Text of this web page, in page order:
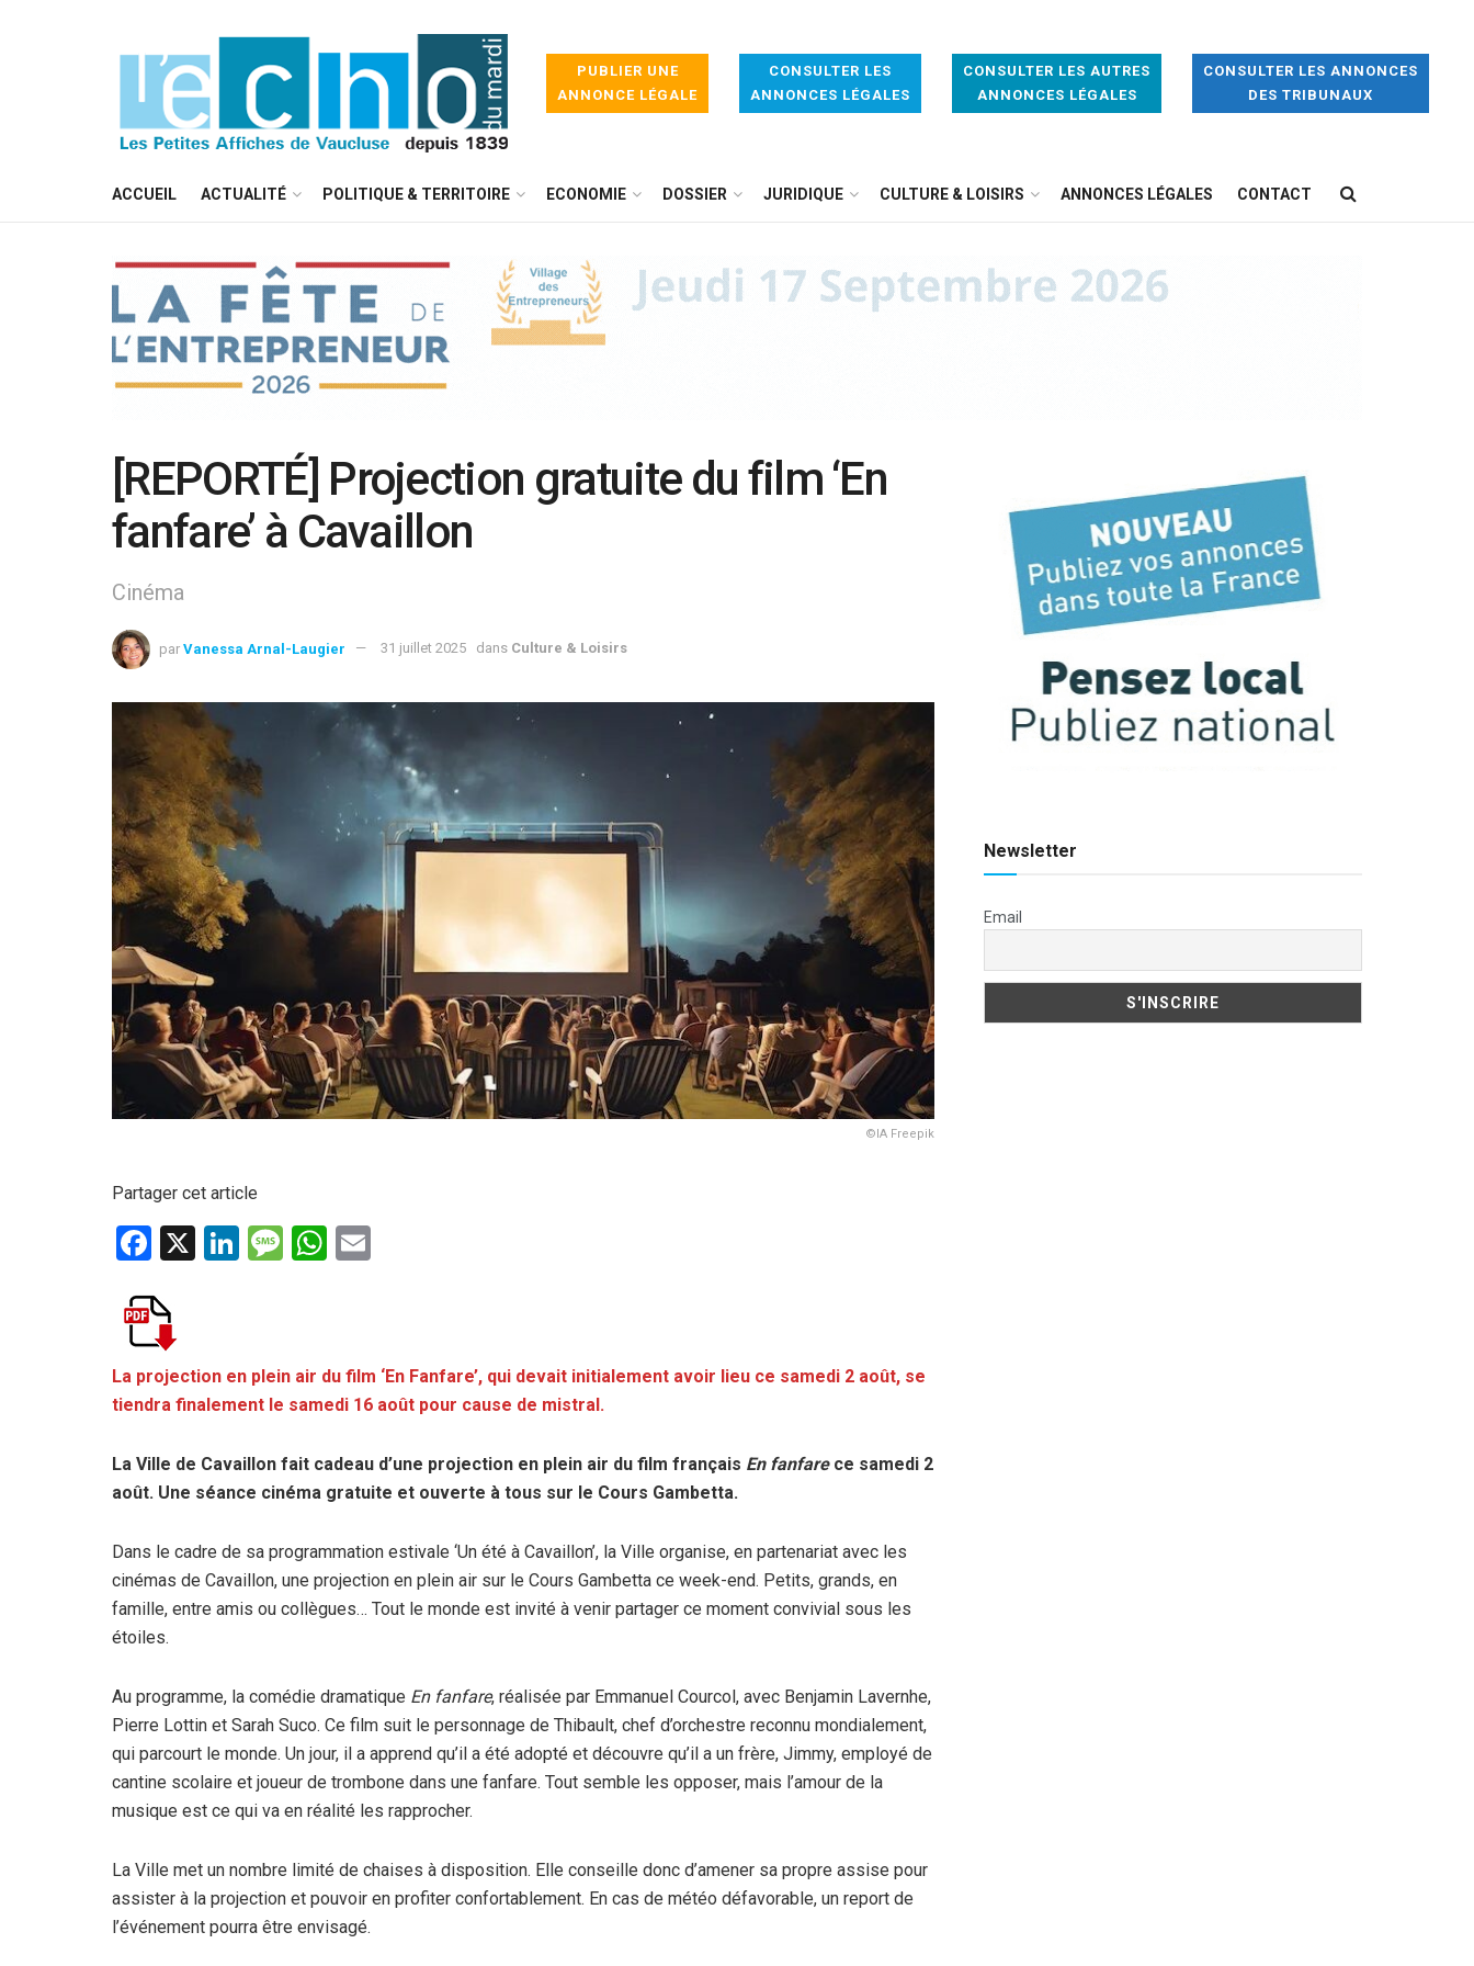
PUBLIER UNE
ANNONCE LÉGALE
CONSULTER LES
ANNONCES LÉGALES
CONSULTER LES AUTRES
ANNONCES LÉGALES
CONSULTER LES ANNONCES
DES TRIBUNAUX
ACCUEIL ACTUALITÉ POLITIQUE & TERRITOIRE ECONOMIE DOSSIER JURIDIQUE CULTURE & LOISIRS ANNONCES LÉGALES CONTACT
[REPORTÉ] Projection gratuite du film ‘En
fanfare’ à Cavaillon
Cinéma
par Vanessa Arnal-Laugier 31 juillet 2025 dans Culture & Loisirs
©IA Freepik
Partager cet article
F
ce
b
o
o
k
X
Li
n
M
g
e
W
A
p
p
La projection en plein air du film ‘En Fanfare’, qui devait initialement avoir lieu ce samedi 2 août, se
tiendra finalement le samedi 16 août pour cause de mistral.
La Ville de Cavaillon fait cadeau d’une projection en plein air du film français En fanfarece samedi 2
août. Une séance cinéma gratuite et ouverte à tous sur le Cours Gambetta.
Dans le cadre de sa programmation estivale ‘Un été à Cavaillon’, la Ville organise, en partenariat avec les
cinémas de Cavaillon, une projection en plein air sur le Cours Gambetta ce week-end. Petits, grands, en
famille, entre amis ou collègues… Tout le monde est invité à venir partager ce moment convivial sous les
étoiles.
Au programme, la comédie dramatique En fanfare, réalisée par Emmanuel Courcol, avec Benjamin Lavernhe,
Pierre Lottin et Sarah Suco. Ce film suit le personnage de Thibault, chef d’orchestre reconnu mondialement,
qui parcourt le monde. Un jour, il a apprend qu’il a été adopté et découvre qu’il a un frère, Jimmy, employé de
cantine scolaire et joueur de trombone dans une fanfare. Tout semble les opposer, mais l’amour de la
musique est ce qui va en réalité les rapprocher.
La Ville met un nombre limité de chaises à disposition. Elle conseille donc d’amener sa propre assise pour
assister à la projection et pouvoir en profiter confortablement. En cas de météo défavorable, un report de
l’événement pourra être envisagé.
Newsletter
Email